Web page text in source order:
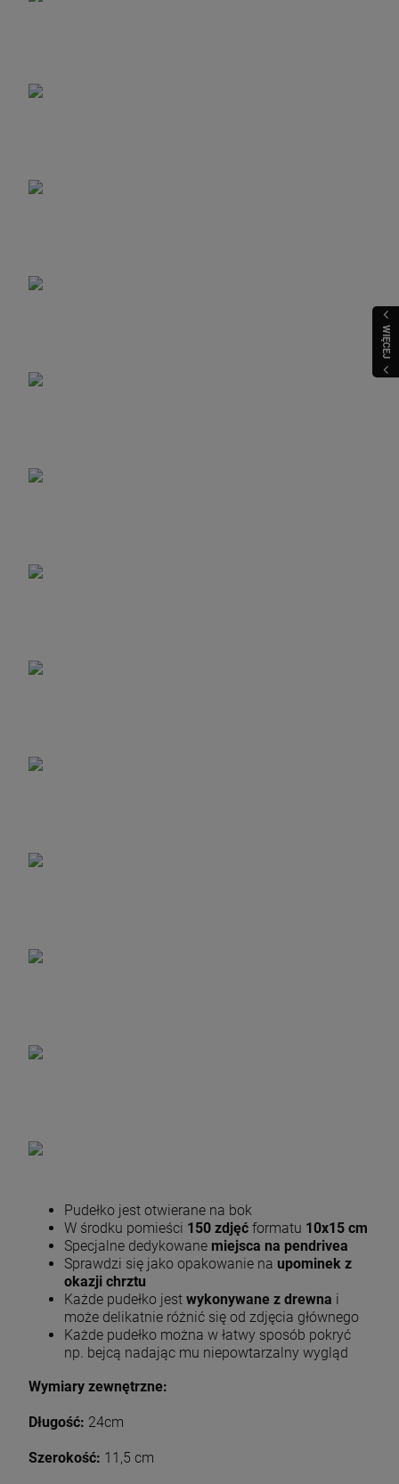
Pudełko jest otwierane na bok
W środku pomieści 150 zdjęć formatu 10x15 cm
Specjalne dedykowane miejsca na pendrivea
Sprawdzi się jako opakowanie na upominek z
okazji chrztu
Każde pudełko jest wykonywane z drewna i
może delikatnie różnić się od zdjęcia głównego
Każde pudełko można w łatwy sposób pokryć
np. bejcą nadając mu niepowtarzalny wygląd
Wymiary zewnętrzne:
Długość: 24cm
Szerokość: 11,5 cm
WIĘCEJ